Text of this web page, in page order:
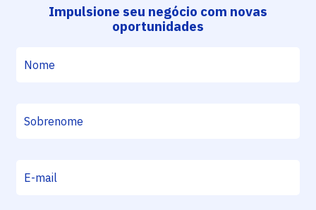
Impulsione seu negócio com novas
oportunidades